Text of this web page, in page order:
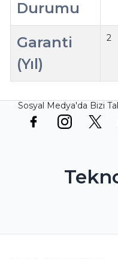
Durumu
Garanti
(Yıl)
2
Sosyal Medya'da Bizi